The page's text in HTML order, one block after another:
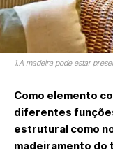
1.A madeira pode estar
Como elemento
diferentes
estrutural como
madeiramento do